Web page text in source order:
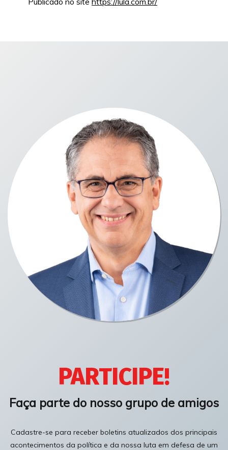
PARTICIPE!
Faça parte do nosso grupo de amigos
Cadastre-se para receber boletins atualizados dos principais
acontecimentos da política e da nossa luta em defesa de um